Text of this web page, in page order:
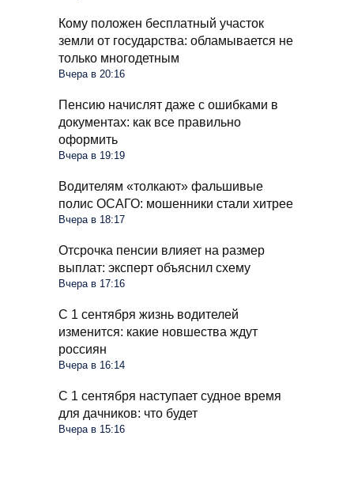
Кому положен бесплатный участок
земли от государства: обламывается не
только многодетным
Вчера в 20:16
Пенсию начислят даже с ошибками в
документах: как все правильно
оформить
Вчера в 19:19
Водителям «толкают» фальшивые
полис ОСАГО: мошенники стали хитрее
Вчера в 18:17
Отсрочка пенсии влияет на размер
выплат: эксперт объяснил схему
Вчера в 17:16
С 1 сентября жизнь водителей
изменится: какие новшества ждут
россиян
Вчера в 16:14
С 1 сентября наступает судное время
для дачников: что будет
Вчера в 15:16